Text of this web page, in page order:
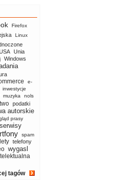
Firefox
Linux
Unia
Windows
e-
inwestycje
muzyka nols
podatki
autorskie
prasy
serwisy
spam
telefony
wygasl
tagów